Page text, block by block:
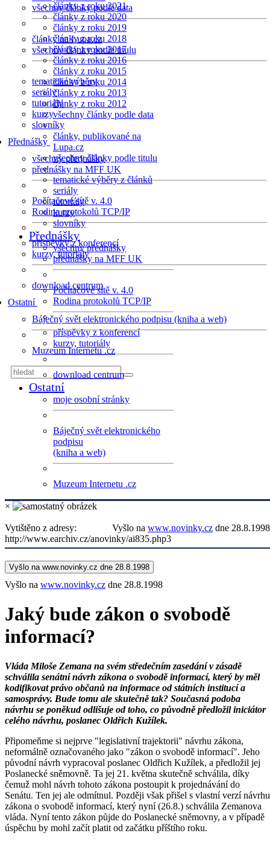
všechny články podle data
články na Lupa.cz
všechny články podle titulu
tematické výběry
seriály
tutoriály
kurzy
slovníky
Přednášky
všechny přednášky
přednášky na MFF UK
Počítačové sítě v. 4.0
Rodina protokolů TCP/IP
příspěvky z konferencí
kurzy, tutoriály
download centrum
Ostatní
Báječný svět elektronického podpisu (kniha a web)
Muzeum Internetu .cz
články z roku 2021
články z roku 2020
články z roku 2019
články z roku 2018
články z roku 2017
články z roku 2016
články z roku 2015
články z roku 2014
články z roku 2013
články z roku 2012
všechny články podle data
články, publikované na
Lupa.cz
všechny články podle titulu
tematické výběry z článků
seriály
tutoriály
kurzy
slovníky
Přednášky
všechny přednášky
přednášky na MFF UK
Počítačové sítě v. 4.0
Rodina protokolů TCP/IP
příspěvky z konferencí
kurzy, tutoriály
download centrum
Ostatní
moje osobní stránky
Báječný svět elektronického
podpisu
(kniha a web)
Muzeum Internetu .cz
×
Vyšlo na www.novinky.cz dne 28.8.1998
Vytištěno z adresy:
http://www.earchiv.cz/anovinky/ai835.php3
Vyšlo na www.novinky.cz dne 28.8.1998
Vyšlo na www.novinky.cz dne 28.8.1998
Jaký bude zákon o svobodě
informací?
Vláda Miloše Zemana na svém středečním zasedání v zásadě
schválila senátní návrh zákona o svobodě informací, který by měl
kodifikovat právo občanů na informace od státních institucí a
samosprávy. Bude tomu ale skutečně tak? Současná podoba
návrhu se poněkud odlišuje od toho, co původně předložil iniciátor
celého návrhu, poslanec Oldřich Kužílek.
Připomeňme si nejprve "legislativní trajektorii" návrhu zákona,
neformálně označovaného jako "zákon o svobodě informací". Jeho
původní návrh vypracoval poslanec Oldřich Kužílek, a předložil jej
Poslanecké sněmovně. Ta jej 21. května skutečně schválila, díky
čemuž mohl návrh tohoto zákona postoupit k projednávání do
Senátu. Ten jej ale odmítnul. Později však přišel s vlastní verzí návrhu
zákona o svobodě informací, který nyní (26.8.) schválila Zemanova
vláda. Nyní tento zákon půjde do Poslanecké sněmovny, a v případě
úspěchu by mohl začít platit od začátku příštího roku.